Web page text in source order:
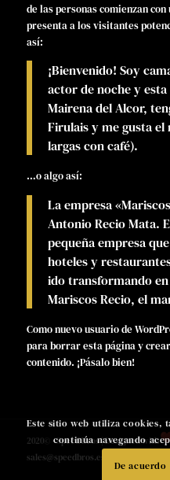
de las personas comienzan
presenta a los visitantes
así:
¡Bienvenido! Soy
actor de noche y
Mairena del Alcor,
Firulais y me gusta
largas con café).
…o algo así:
La empresa
Antonio Recio Mata.
pequeña empresa
hoteles y
ido transformando
Mariscos Recio, el
Como nuevo usuario de
para borrar esta página y
contenido. ¡Pásalo bien!
2020© - Speed Bros | Designed with
sales@speedbros.es
Este sitio web utiliza cookies,
continúa navegando
De acuerdo